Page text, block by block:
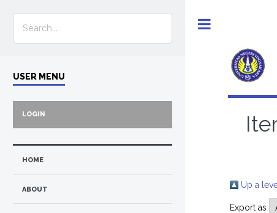
Up a
Export as
USER MENU
LOGIN
HOME
ABOUT